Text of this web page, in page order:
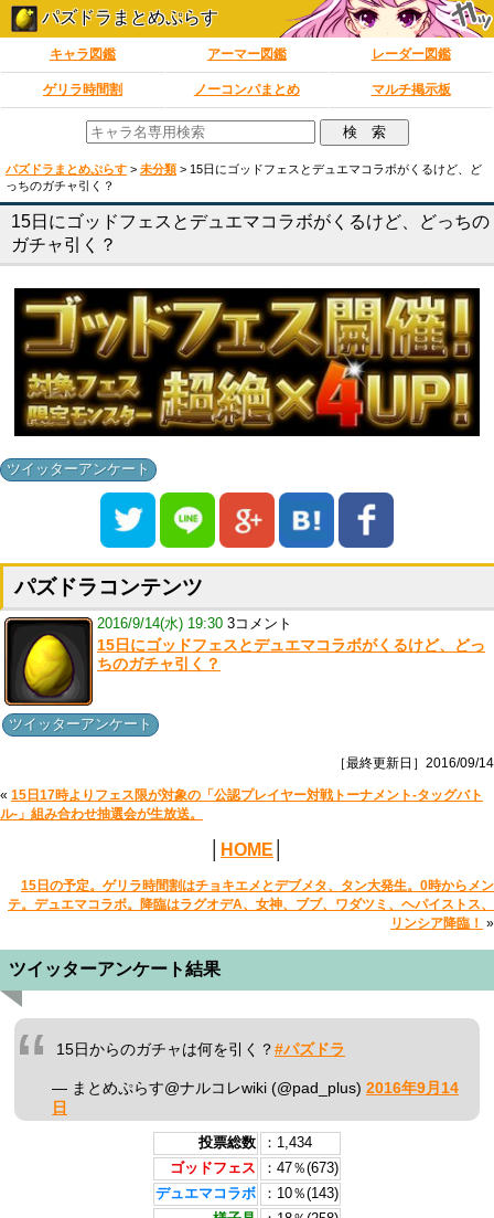
パズドラまとめぷらす
キャラ図鑑 アーマー図鑑 レーダー図鑑
ゲリラ時間割 ノーコンパまとめ マルチ掲示板
パズドラまとめぷらす > 未分類 > 15日にゴッドフェスとデュエマコラボがくるけど、ど
っちのガチャ引く？
15日にゴッドフェスとデュエマコラボがくるけど、どっちの
ガチャ引く？
ツイッターアンケート
パズドラコンテンツ
2016/9/14(水) 19:30 3コメント
15日にゴッドフェスとデュエマコラボがくるけど、どっ
ちのガチャ引く？
ツイッターアンケート
［最終更新日］2016/09/14
« 15日17時よりフェス限が対象の「公認プレイヤー対戦トーナメント-タッグバト
ル-」組み合わせ抽選会が生放送。
HOME
15日の予定。ゲリラ時間割はチョキエメとデブメタ、タン大発生。0時からメン
テ。デュエマコラボ。降臨はラグオデA、女神、ブブ、ワダツミ、ヘパイストス、
リンシア降臨！ »
ツイッターアンケート結果
15日からのガチャは何を引く？#パズドラ
— まとめぷらす@ナルコレwiki (@pad_plus)2016年9月14
日
投票総数
：1,434
ゴッドフェス
：47％(673)
デュエマコラボ
：10％(143)